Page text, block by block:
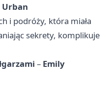
Urban
i podróży, która miała
sekrety, komplikuje
– Emily